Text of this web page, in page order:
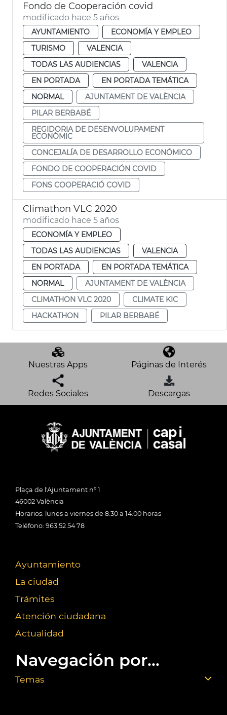
Fondo de Cooperación covid
modificado hace 5 años
AYUNTAMIENTO
ECONOMÍA Y EMPLEO
TURISMO
VALENCIA
TODAS LAS AUDIENCIAS
VALENCIA
EN PORTADA
EN PORTADA TEMÁTICA
NORMAL
AJUNTAMENT DE VALÈNCIA
PILAR BERBABÉ
REGIDORIA DE DESENVOLUPAMENT
ECONÒMIC
CONCEJALÍA DE DESARROLLO ECONÓMICO
FONDO DE COOPERACIÓN COVID
FONS COOPERACIÓ COVID
Climathon VLC 2020
modificado hace 5 años
ECONOMÍA Y EMPLEO
TODAS LAS AUDIENCIAS
VALENCIA
EN PORTADA
EN PORTADA TEMÁTICA
NORMAL
AJUNTAMENT DE VALÈNCIA
CLIMATHON VLC 2020
CLIMATE KIC
HACKATHON
PILAR BERBABÉ
Nuestras Apps Páginas de Interés
Redes Sociales Descargas
Plaça de l'Ajuntament nº 1
46002 València
Horarios: lunes a viernes de 8:30 a 14:00 horas
Teléfono: 963 52 54 78
Ayuntamiento
La ciudad
Trámites
Atención ciudadana
Actualidad
Navegación por...
Temas